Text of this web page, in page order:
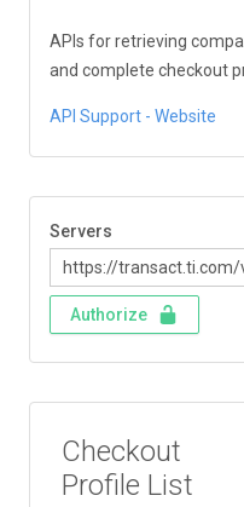
APIs for retrieving
and complete checkout
API Support - Website
Servers
Authorize
Checkout
Profile List